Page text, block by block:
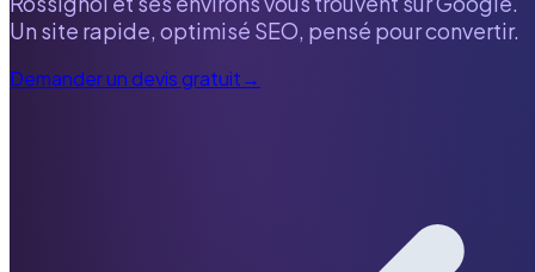
Un site rapide, optimisé SEO, pensé pour convertir.
Demander un devis gratuit→